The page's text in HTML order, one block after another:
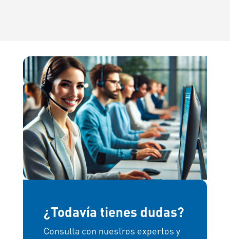
¿Todavía tienes dudas?
Consulta con nuestros expertos y